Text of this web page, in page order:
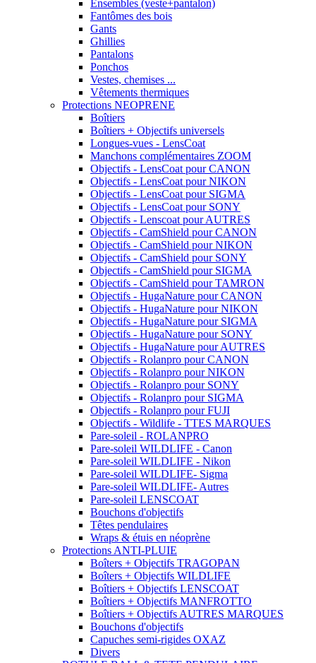
Ensembles (veste+pantalon)
Fantômes des bois
Gants
Ghillies
Pantalons
Ponchos
Vestes, chemises ...
Vêtements thermiques
Protections NEOPRENE
Boîtiers
Boîtiers + Objectifs universels
Longues-vues - LensCoat
Manchons complémentaires ZOOM
Objectifs - LensCoat pour CANON
Objectifs - LensCoat pour NIKON
Objectifs - LensCoat pour SIGMA
Objectifs - LensCoat pour SONY
Objectifs - Lenscoat pour AUTRES
Objectifs - CamShield pour CANON
Objectifs - CamShield pour NIKON
Objectifs - CamShield pour SONY
Objectifs - CamShield pour SIGMA
Objectifs - CamShield pour TAMRON
Objectifs - HugaNature pour CANON
Objectifs - HugaNature pour NIKON
Objectifs - HugaNature pour SIGMA
Objectifs - HugaNature pour SONY
Objectifs - HugaNature pour AUTRES
Objectifs - Rolanpro pour CANON
Objectifs - Rolanpro pour NIKON
Objectifs - Rolanpro pour SONY
Objectifs - Rolanpro pour SIGMA
Objectifs - Rolanpro pour FUJI
Objectifs - Wildlife - TTES MARQUES
Pare-soleil - ROLANPRO
Pare-soleil WILDLIFE - Canon
Pare-soleil WILDLIFE - Nikon
Pare-soleil WILDLIFE- Sigma
Pare-soleil WILDLIFE- Autres
Pare-soleil LENSCOAT
Bouchons d'objectifs
Têtes pendulaires
Wraps & étuis en néoprène
Protections ANTI-PLUIE
Boîters + Objectifs TRAGOPAN
Boîters + Objectifs WILDLIFE
Boîtiers + Objectifs LENSCOAT
Boîtiers + Objectifs MANFROTTO
Boîtiers + Objectifs AUTRES MARQUES
Bouchons d'objectifs
Capuches semi-rigides OXAZ
Divers